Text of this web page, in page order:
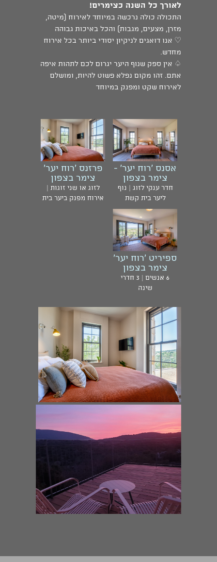
לאורך כל השנה כצימרים!
התכולה כולה נרכשה במיוחד לאירוח (מיטה,
מזרן, מצעים, מגבות) והכל באיכות גבוהה
♡ אנו דואגים לניקיון יסודי ביותר בכל אירוח
מחדש.
♤ אין ספק שנוף היער יגרום לכם לתהות איפה
אתם. זהו מקום נפלא פשוט להיות, ומושלם
לאירוח שקט ומפנק במיוחד
אסנס 'רוח יער' -
צימר בצפון
חדר ענקי לזוג | נוף
ליער בית קשת
פרזנס 'רוח יער'
צימר בצפון
לזוג או שני זוגות |
אירוח מפנק ביער בית
ספיריט 'רוח יער'
צימר בצפון
6 אנשים | 3 חדרי
שינה